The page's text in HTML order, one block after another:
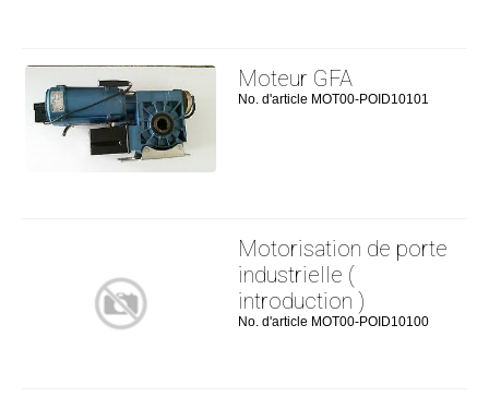
Moteur GFA
No. d'article MOT00-POID10101
Motorisation de porte
industrielle (
introduction )
No. d'article MOT00-POID10100